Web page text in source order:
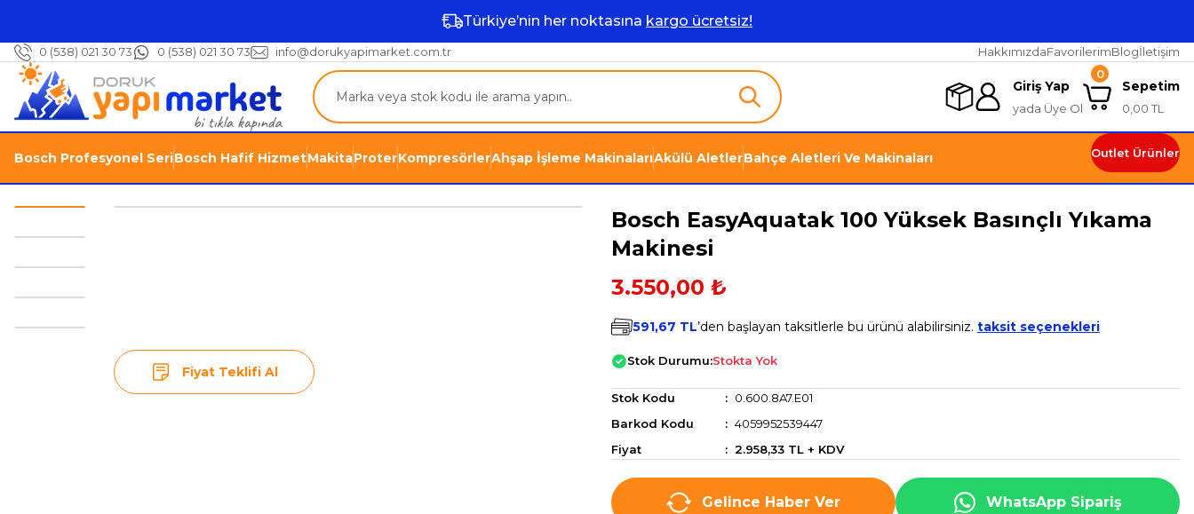
Türkiye’nin her noktasına kargo ücretsiz!
0 (538) 021 30 73 0 (538) 021 30 73 info@dorukyapimarket.com.tr HakkımızdaFavorilerimBlogİletişim
Giriş Yap
yada Üye Ol
0
Sepetim
0,00 TL
Bosch Profesyonel SeriBosch Hafif HizmetMakitaProterKompresörlerAhşap İşleme MakinalarıAkülü AletlerBahçe Aletleri Ve Makinaları Outlet Ürünler
Fiyat Teklifi Al
Bosch EasyAquatak 100 Yüksek Basınçlı Yıkama
Makinesi
3.550,00 ₺
591,67 TL’den başlayan taksitlerle bu ürünü alabilirsiniz. taksit seçenekleri
Stok Durumu:Stokta Yok
Stok Kodu
0.600.8A7.E01
Barkod Kodu
4059952539447
Fiyat
2.958,33 TL + KDV
Gelince Haber Ver WhatsApp Sipariş